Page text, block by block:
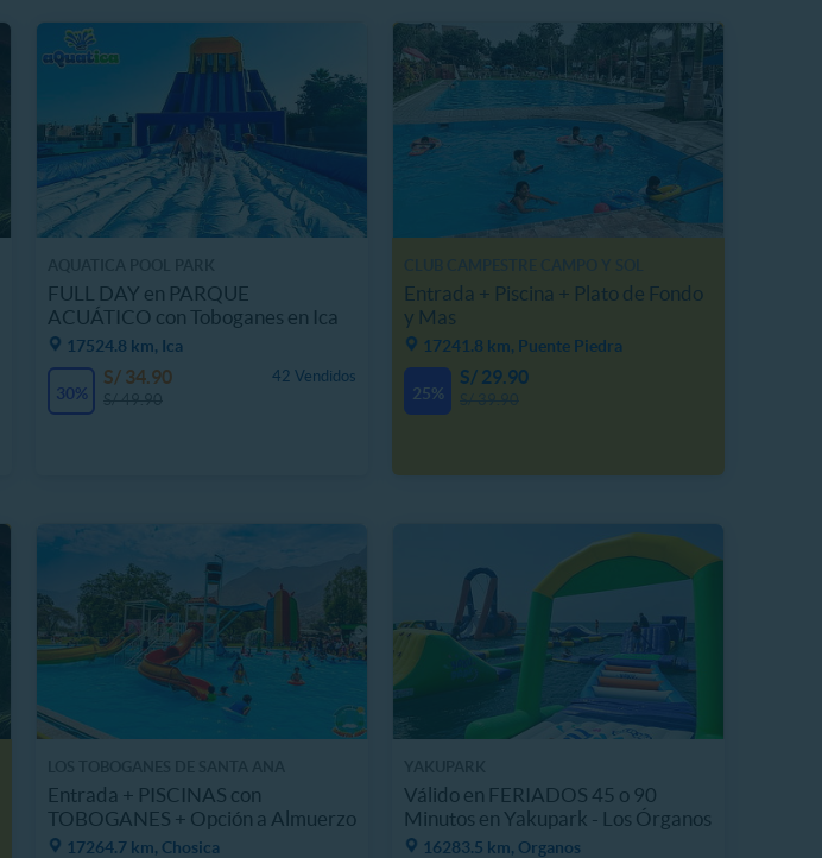
FULL DAY en PARQUE
ACUÁTICO con Toboganes en Ica
17524.8 km, Ica
30%
42 Vendidos
S/ 34.90
Entrada + Piscina + Plato de Fondo
y Mas
17241.8 km, Puente Piedra
25%
S/ 29.90
Entrada + PISCINAS con
TOBOGANES + Opción a Almuerzo
y Más
17264.7 km, Chosica
Válido en FERIADOS 45 o 90
Minutos en Yakupark - Los Órganos
16283.5 km, Organos